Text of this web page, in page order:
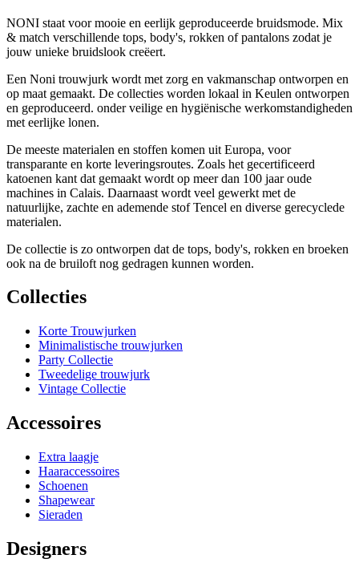
NONI staat voor mooie en eerlijk geproduceerde bruidsmode. Mix
& match verschillende tops, body's, rokken of pantalons zodat je
jouw unieke bruidslook creëert.
Een Noni trouwjurk wordt met zorg en vakmanschap ontworpen en
op maat gemaakt. De collecties worden lokaal in Keulen ontworpen
en geproduceerd. onder veilige en hygiënische werkomstandigheden
met eerlijke lonen.
De meeste materialen en stoffen komen uit Europa, voor
transparante en korte leveringsroutes. Zoals het gecertificeerd
katoenen kant dat gemaakt wordt op meer dan 100 jaar oude
machines in Calais. Daarnaast wordt veel gewerkt met de
natuurlijke, zachte en ademende stof Tencel en diverse gerecyclede
materialen.
De collectie is zo ontworpen dat de tops, body's, rokken en broeken
ook na de bruiloft nog gedragen kunnen worden.
Collecties
Korte Trouwjurken
Minimalistische trouwjurken
Party Collectie
Tweedelige trouwjurk
Vintage Collectie
Accessoires
Extra laagje
Haaraccessoires
Schoenen
Shapewear
Sieraden
Designers